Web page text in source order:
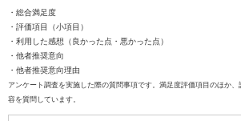
・総合満足度
・評価項目（小項目）
・利用した感想（良かった点・悪かった点）
・他者推奨意向
・他者推奨意向理由
アンケート調査を実施した際の質問事項です。満足度評価項目のほか
容を質問しています。